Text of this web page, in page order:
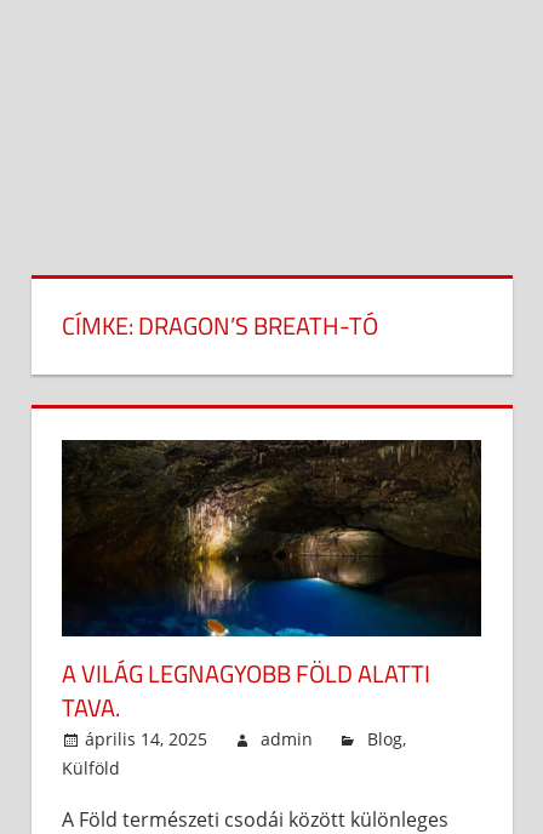
CÍMKE:DRAGON’S BREATH-TÓ
A VILÁG LEGNAGYOBB FÖLD ALATTI
TAVA.
április 14, 2025 admin Blog,
Külföld
A Föld természeti csodái között különleges